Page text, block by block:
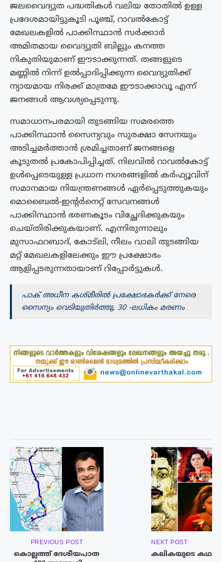
ജലവൈദ്യുത പദ്ധതികൾ വലിയ തോതിൽ ഉള്ള
പ്രദേശമായിട്ടുകൂടി പൂഞ്ച്, റാവൽകോട്ട്
മേഖലകളിൽ പാക്കിസ്ഥാൻ സർക്കാർ
അമിതമായ വൈദ്യുതി ബില്ലും കനത്ത
നികുതിയുമാണ് ഈടാക്കുന്നത്. തങ്ങളുടെ
മണ്ണിൽ നിന്ന് ഉൽപ്പാദിപ്പിക്കുന്ന വൈദ്യുതിക്ക്
ന്യായമായ നിരക്ക് മാത്രമേ ഈടാക്കാവൂ എന്ന്
ജനങ്ങൾ ആവശ്യപ്പെടുന്നു.
സമാധാനപരമായി തുടങ്ങിയ സമരത്തെ
പാക്കിസ്ഥാൻ സൈന്യവും സുരക്ഷാ സേനയും
അടിച്ചമർത്താൻ ശ്രമിച്ചതാണ് ജനങ്ങളെ
കൂടുതൽ പ്രകോപിപ്പിച്ചത്. നിലവിൽ റാവൽകോട്ട്
ഉൾപ്പെടെയുള്ള പ്രധാന നഗരങ്ങളിൽ കർഫ്യൂവിന്
സമാനമായ നിയന്ത്രണങ്ങൾ ഏർപ്പെടുത്തുകയും
മൊബൈൽ-ഇന്റർനെറ്റ് സേവനങ്ങൾ
പാക്കിസ്ഥാൻ ഭരണകൂടം വിച്ഛേദിക്കുകയും
ചെയ്തിരിക്കുകയാണ്. എന്നിരുന്നാലും
മുസാഫറബാദ്, കോട്‌ലി, നീലം വാലി തുടങ്ങിയ
മറ്റ് മേഖലകളിലേക്കും ഈ പ്രക്ഷോഭം
ആളിപ്പടരുന്നതായാണ് റിപ്പോർട്ടുകൾ.
പാക് അധീന കശ്മീരിൽ പ്രക്ഷോഭകർക്ക് നേരെ
സൈന്യം വെടിയുതിർത്തു, 30 -ലധികം മരണം
PREVIOUS POST
കൊല്ലത്ത് ദേശീയപാത
NEXT POST
കലികയുടെ കഥ